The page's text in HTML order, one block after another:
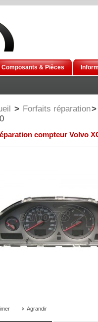
Composants & Pièces
> Forfaits réparation>
compteur Volvo
Agrandir